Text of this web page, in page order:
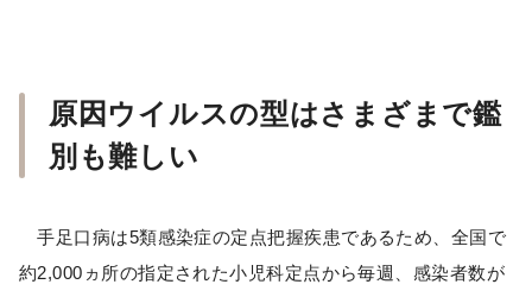
原因ウイルスの型はさまざまで鑑
別も難しい
手足口病は5類感染症の定点把握疾患であるため、全国で
約2,000ヵ所の指定された小児科定点から毎週、感染者数が